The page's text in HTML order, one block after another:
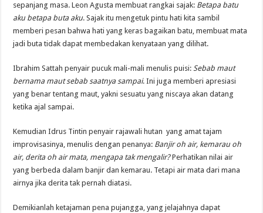
sepanjang masa. Leon Agusta membuat rangkai sajak: Betapa batu
aku betapa buta aku. Sajak itu mengetuk pintu hati kita sambil
memberi pesan bahwa hati yang keras bagaikan batu, membuat mata
jadi buta tidak dapat membedakan kenyataan yang dilihat.
Ibrahim Sattah penyair pucuk mali-mali menulis puisi:Sebab maut
bernama maut sebab saatnya sampai. Ini juga memberi apresiasi
yang benar tentang maut, yakni sesuatu yang niscaya akan datang
ketika ajal sampai.
Kemudian Idrus Tintin penyair rajawali hutan yang amat tajam
improvisasinya, menulis dengan penanya: Banjir oh air, kemarau oh
air, derita oh air mata, mengapa tak mengalir?Perhatikan nilai air
yang berbeda dalam banjir dan kemarau. Tetapi air mata dari mana
airnya jika derita tak pernah diatasi.
Demikianlah ketajaman pena pujangga, yang jelajahnya dapat